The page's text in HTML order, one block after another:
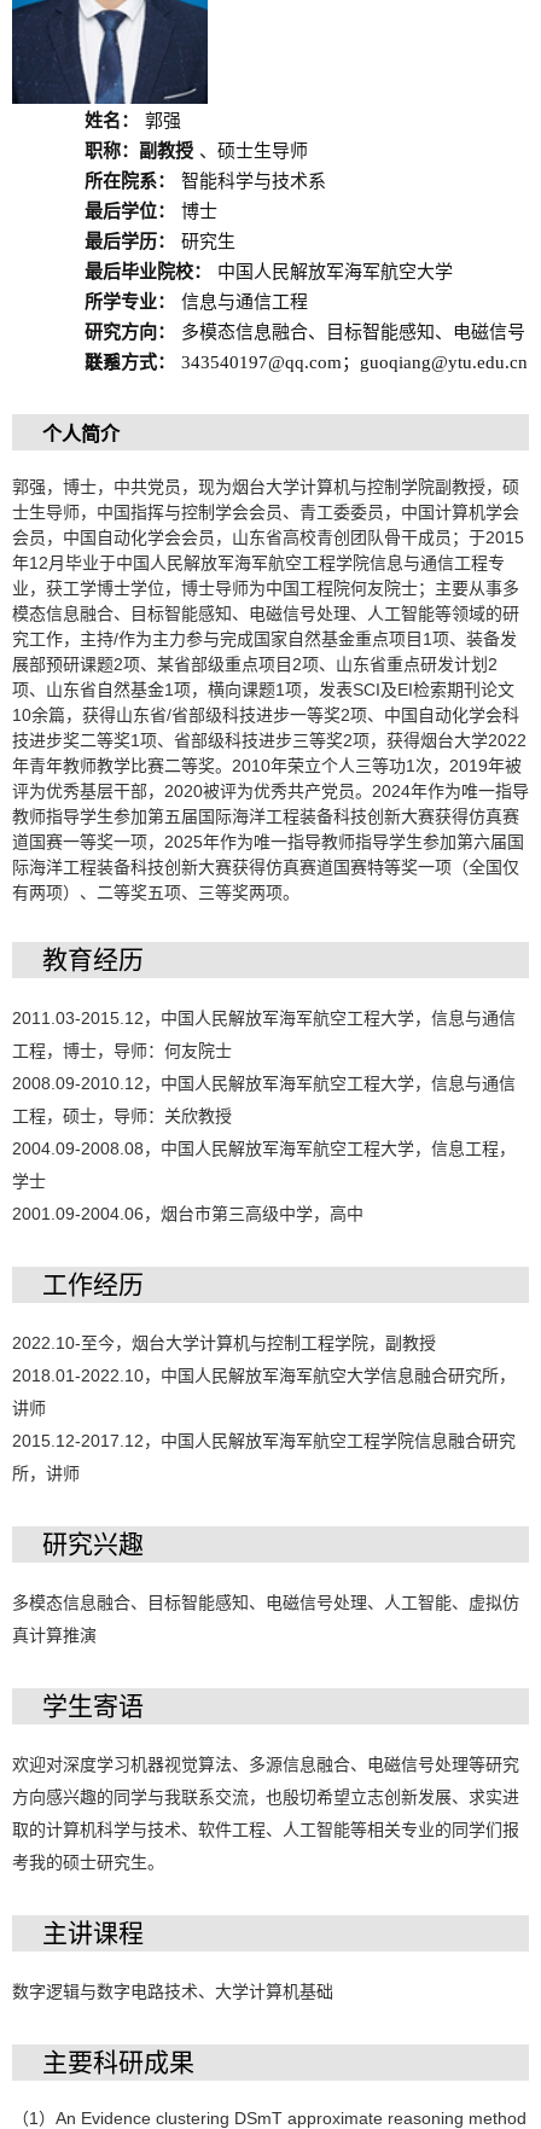
姓名：
郭强
职称：副教授 、硕士生导师
所在院系：
智能科学与技术系
最后学位：
博士
最后学历：
研究生
最后毕业院校：
中国人民解放军海军航空大学
所学专业：
信息与通信工程
研究方向：
多模态信息融合、目标智能感知、电磁信号
处理
联系方式： 343540197@qq.com；guoqiang@ytu.edu.cn
个人简介
郭强，博士，中共党员，现为烟台大学计算机与控制学院副教授，硕
士生导师，中国指挥与控制学会会员、青工委委员，中国计算机学会
会员，中国自动化学会会员，山东省高校青创团队骨干成员；于2015
年12月毕业于中国人民解放军海军航空工程学院信息与通信工程专
业，获工学博士学位，博士导师为中国工程院何友院士；主要从事多
模态信息融合、目标智能感知、电磁信号处理、人工智能等领域的研
究工作，主持/作为主力参与完成国家自然基金重点项目1项、装备发
展部预研课题2项、某省部级重点项目2项、山东省重点研发计划2
项、山东省自然基金1项，横向课题1项，发表SCI及EI检索期刊论文
10余篇，获得山东省/省部级科技进步一等奖2项、中国自动化学会科
技进步奖二等奖1项、省部级科技进步三等奖2项，获得烟台大学2022
年青年教师教学比赛二等奖。2010年荣立个人三等功1次，2019年被
评为优秀基层干部，2020被评为优秀共产党员。2024年作为唯一指导
教师指导学生参加第五届国际海洋工程装备科技创新大赛获得仿真赛
道国赛一等奖一项，2025年作为唯一指导教师指导学生参加第六届国
际海洋工程装备科技创新大赛获得仿真赛道国赛特等奖一项（全国仅
有两项）、二等奖五项、三等奖两项。
教育经历
2011.03-2015.12，中国人民解放军海军航空工程大学，信息与通信
工程，博士，导师：何友院士
2008.09-2010.12，中国人民解放军海军航空工程大学，信息与通信
工程，硕士，导师：关欣教授
2004.09-2008.08，中国人民解放军海军航空工程大学，信息工程，
学士
2001.09-2004.06，烟台市第三高级中学，高中
工作经历
2022.10-至今，烟台大学计算机与控制工程学院，副教授
2018.01-2022.10，中国人民解放军海军航空大学信息融合研究所，
讲师
2015.12-2017.12，中国人民解放军海军航空工程学院信息融合研究
所，讲师
研究兴趣
多模态信息融合、目标智能感知、电磁信号处理、人工智能、虚拟仿
真计算推演
学生寄语
欢迎对深度学习机器视觉算法、多源信息融合、电磁信号处理等研究
方向感兴趣的同学与我联系交流，也殷切希望立志创新发展、求实进
取的计算机科学与技术、软件工程、人工智能等相关专业的同学们报
考我的硕士研究生。
主讲课程
数字逻辑与数字电路技术、大学计算机基础
主要科研成果
（1）An Evidence clustering DSmT approximate reasoning method